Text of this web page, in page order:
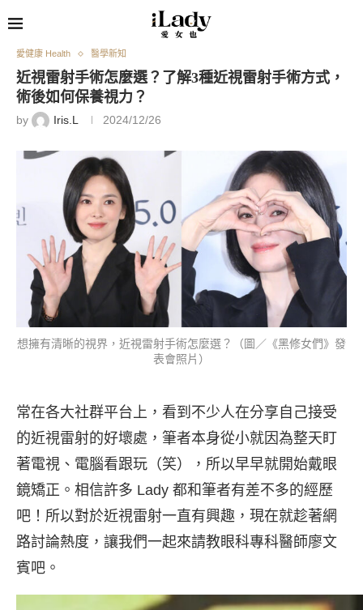
愛健康 Health 醫學新知
近視雷射手術怎麼選？了解3種近視雷射手術方式，
術後如何保養視力？
by Iris.L 2024/12/26
想擁有清晰的視界，近視雷射手術怎麼選？（圖／《黑修女們》發
表會照片）
常在各大社群平台上，看到不少人在分享自己接受
的近視雷射的好壞處，筆者本身從小就因為整天盯
著電視、電腦看跟玩（笑），所以早早就開始戴眼
鏡矯正。相信許多 Lady 都和筆者有差不多的經歷
吧！所以對於近視雷射一直有興趣，現在就趁著網
路討論熱度，讓我們一起來請教眼科專科醫師廖文
賓吧。